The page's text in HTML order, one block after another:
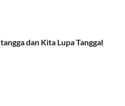
dan Kita Lupa Tanggal